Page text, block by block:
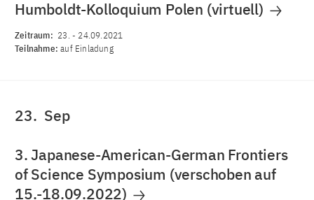
Humboldt-Kolloquium Polen (virtuell)
Zeitraum: 23. - 24.09.2021
Teilnahme:auf Einladung
23. Sep
3. Japanese-American-German Frontiers
of Science Symposium (verschoben auf
15.-18.09.2022)